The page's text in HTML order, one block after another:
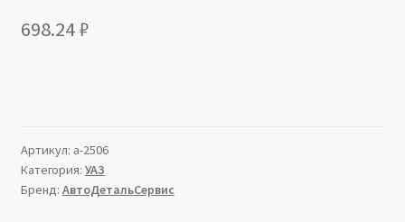
698.24₽
Артикул: a-2506
Категория: УАЗ
Бренд: АвтоДетальСервис